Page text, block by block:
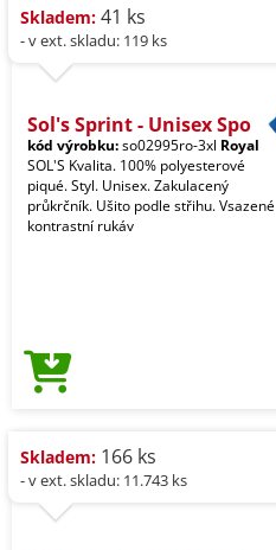
Skladem: 41 ks
- v ext. skladu: 119 ks
Sol's Sprint - Unisex Spo
kód výrobku:so02995ro-3xl Royal
SOL'S Kvalita. 100% polyesterové
piqué. Styl. Unisex. Zakulacený
průkrčník. Ušito podle střihu. Vsazené
kontrastní rukáv
Skladem: 166 ks
- v ext. skladu: 11.743 ks